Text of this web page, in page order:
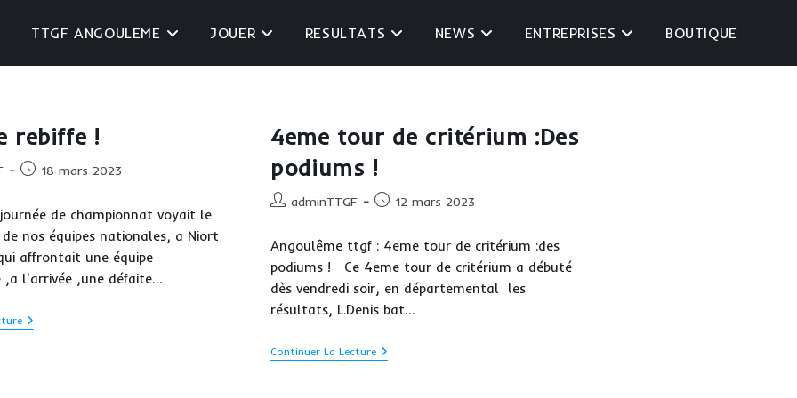
TTGF ANGOULEME JOUER RESULTATS NEWS ENTREPRISES BOUTIQUE
rebiffe !
Publication
18 mars 2023
de championnat voyait le
nos équipes nationales, a Niort
affrontait une équipe
,a l'arrivée ,une défaite…
La
R3
4eme tour de critérium :Des
podiums !
Auteur/autrice
la
publication :
adminTTGF
Publication
12 mars 2023
Angoulême ttgf : 4eme tour de critérium :des
podiums ! Ce 4eme tour de critérium a débuté
dès vendredi soir, en départemental les
résultats, L.Denis bat…
Continuer La Lecture4eme
Tour